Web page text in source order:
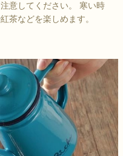
意してください。 寒い時
茶などを楽しめます。